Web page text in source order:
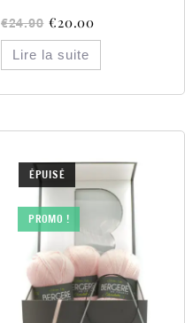
€24.90 €20.00
Lire la suite
ÉPUISÉ
PROMO !